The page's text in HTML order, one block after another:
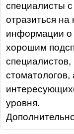
специалисты
отразиться
информации о
хорошим
стоматологов,
уровня.